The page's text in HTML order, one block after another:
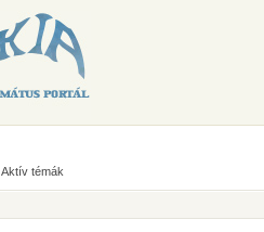
Aktív témák